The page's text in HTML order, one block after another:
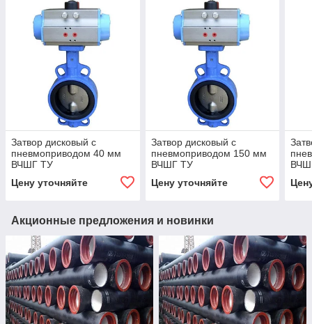
Затвор дисковый с
пневмоприводом 40 мм
ВЧШГ ТУ
Цену уточняйте
Затвор дисковый с
пневмоприводом 150 мм
ВЧШГ ТУ
Цену уточняйте
Акционные предложения и новинки